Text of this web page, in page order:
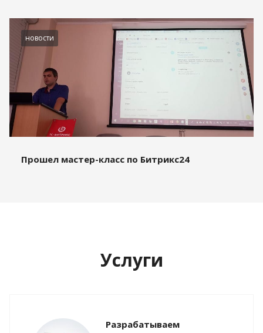
новости
Прошел мастер-класс по Битрикс24
Услуги
Разрабатываем